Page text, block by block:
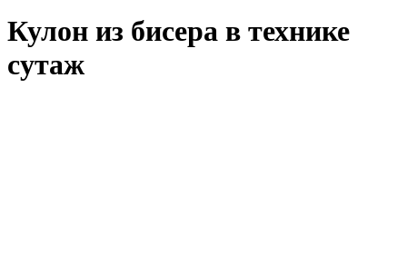
Кулон из бисера в технике
сутаж